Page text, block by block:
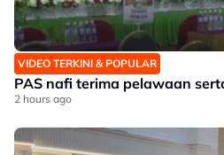
VIDEO TERKINI & POPULAR
PAS nafi terima pelawaan
2 hours ago